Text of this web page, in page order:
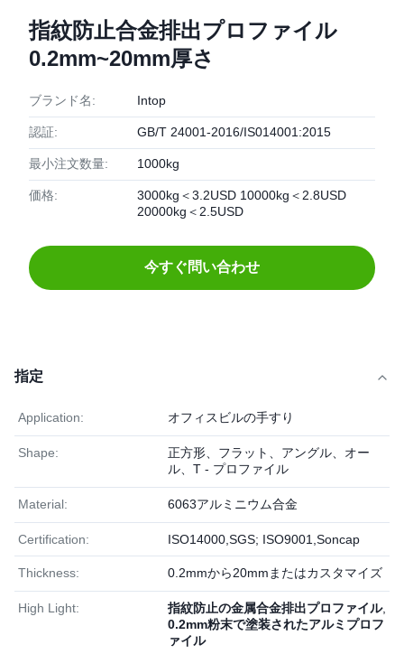
指紋防止合金排出プロファイル
0.2mm~20mm厚さ
ブランド名: Intop
認証: GB/T 24001-2016/IS014001:2015
最小注文数量: 1000kg
価格:
3000kg＜3.2USD 10000kg＜2.8USD
20000kg＜2.5USD
今すぐ問い合わせ
指定
Application: オフィスビルの手すり
Shape:
正方形、フラット、アングル、オー
ル、T - プロファイル
Material: 6063アルミニウム合金
Certification: ISO14000,SGS; ISO9001,Soncap
Thickness: 0.2mmから20mmまたはカスタマイズ
High Light: 指紋防止の金属合金排出プロファイル,
0.2mm粉末で塗装されたアルミプロフ
ァイル